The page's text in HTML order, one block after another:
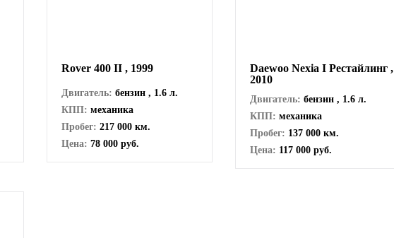
Rover 400 II , 1999
Двигатель: бензин , 1.6 л.
КПП: механика
Пробег: 217 000 км.
Цена: 78 000 руб.
Daewoo Nexia I Рестайлинг ,
2010
Двигатель: бензин , 1.6 л.
КПП: механика
Пробег: 137 000 км.
Цена: 117 000 руб.